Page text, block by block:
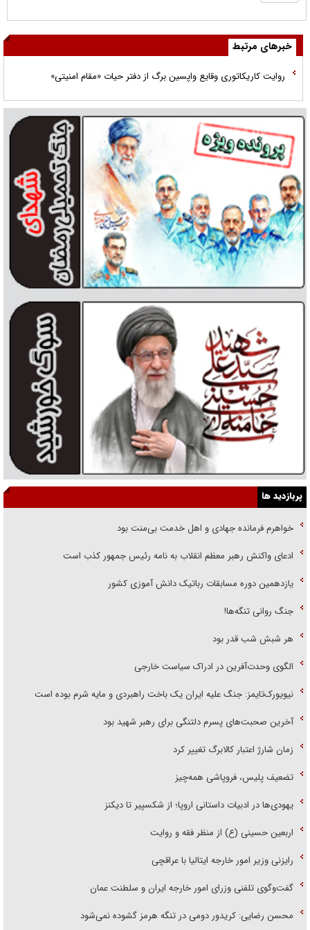
خبرهای مرتبط
روایت کاریکاتوری وقایع واپسین برگ از دفتر حیات «مقام امنیتی»
پربازدید ها
خواهرم فرمانده جهادی و اهل خدمت بی‌منت بود
ادعای واکنش رهبر معظم انقلاب به نامه رئیس جمهور کذب است
یازدهمین دوره مسابقات رباتیک دانش آموزی کشور
جنگ روانی تنگه‌ها!
هر شبش شب قدر بود
الگوی وحدت‌آفرین در ادراک سیاست خارجی
نیویورک‌تایمز: جنگ علیه ایران یک باخت راهبردی و مایه شرم بوده است
آخرین صحبت‌های پسرم دلتنگی برای رهبر شهید بود
زمان شارژ اعتبار کالابرگ تغییر کرد
تضعیف پلیس، فروپاشی همه‌چیز
یهودی‌ها در ادبیات داستانی اروپا؛ از شکسپیر تا دیکنز
اربعین حسینی (ع) از منظر فقه و روایت
رایزنی وزیر امور خارجه ایتالیا با عراقچی
گفت‌وگوی تلفنی وزرای امور خارجه ایران و سلطنت عمان
محسن رضایی: کریدور دومی در تنگه هرمز گشوده نمی‌شود